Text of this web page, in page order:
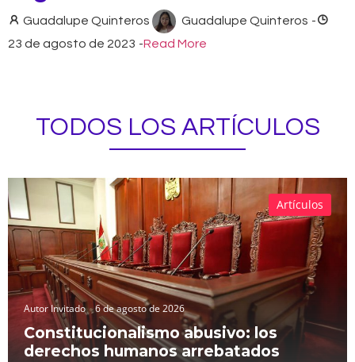
Guadalupe Quinteros Guadalupe Quinteros -
23 de agosto de 2023 -Read More
TODOS LOS ARTÍCULOS
Autor Invitado 6 de agosto de 2026
Constitucionalismo abusivo: los
derechos humanos arrebatados
Artículos